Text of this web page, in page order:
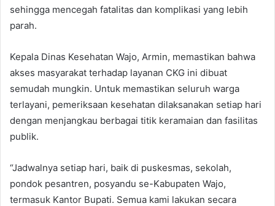
sehingga mencegah fatalitas dan komplikasi yang lebih
parah.
Kepala Dinas Kesehatan Wajo, Armin, memastikan bahwa
akses masyarakat terhadap layanan CKG ini dibuat
semudah mungkin. Untuk memastikan seluruh warga
terlayani, pemeriksaan kesehatan dilaksanakan setiap hari
dengan menjangkau berbagai titik keramaian dan fasilitas
publik.
“Jadwalnya setiap hari, baik di puskesmas, sekolah,
pondok pesantren, posyandu se-Kabupaten Wajo,
termasuk Kantor Bupati. Semua kami lakukan secara